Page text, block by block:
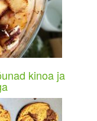
kinoa ja